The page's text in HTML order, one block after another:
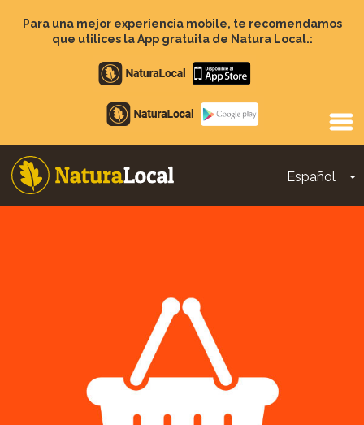
contenido
Para una mejor experiencia mobile, te recomendamos
que utilices la App gratuita de Natura Local.:
Apple
store
Google
Play
Español
Main